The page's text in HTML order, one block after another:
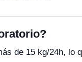
de 15 kg/24h, lo